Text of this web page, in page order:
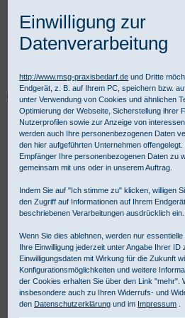
Praxisbedarf Shop Diagnostik
Ophthalmologie
Kombinierte Diagnostik
HEINE K 180 LED F. O. USB Diagnostik
Einwilligung zur
Datenverarbeitung
http://www.msg-praxisbedarf.de und Dritte
Endgerät, z. B. auf Ihrem PC, speichern bzw.
unter Verwendung von Cookies und ähnlichen
Optimierung der Webseite, Sicherstellung ihrer
Nutzerprofilen sowie zur Anzeige von
werden auch Ihre personenbezogenen Daten
den hier aufgeführten Unternehmen
Empfänger Ihre personenbezogenen Daten zu
gemeinsam mit uns oder in unserem Auftrag.
Indem Sie auf "Ich stimme zu" klicken, willigen
den Zugriff auf Informationen auf Ihrem
beschriebenen Verarbeitungen ausdrücklich ein.
Wenn Sie dies ablehnen, werden nur
Ihre Einwilligung jederzeit unter Angabe Ihrer ID
Einwilligungsdaten mit Wirkung für die Zukunft
Konfigurationsmöglichkeiten und weitere
der Cookies erhalten Sie über den Link "mehr".
insbesondere auch zu Ihren Widerrufs- und
den Datenschutzerklärung und im Impressum